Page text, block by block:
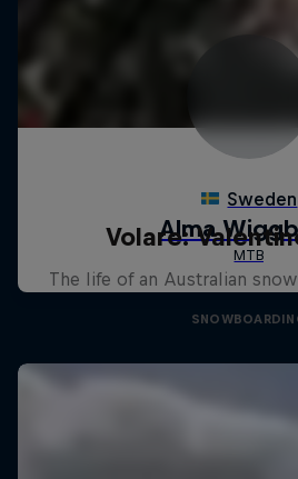
Volare:
The life of an Australian